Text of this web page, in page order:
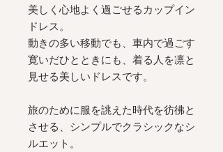
美しく心地よく過ごせるカップイン
ドレス。
動きの多い移動でも、車内で過ごす
寛いだひとときにも、着る人を凛と
見せる美しいドレスです。
旅のために服を誂えた時代を彷彿と
させる、シンプルでクラシックなシ
ルエット。